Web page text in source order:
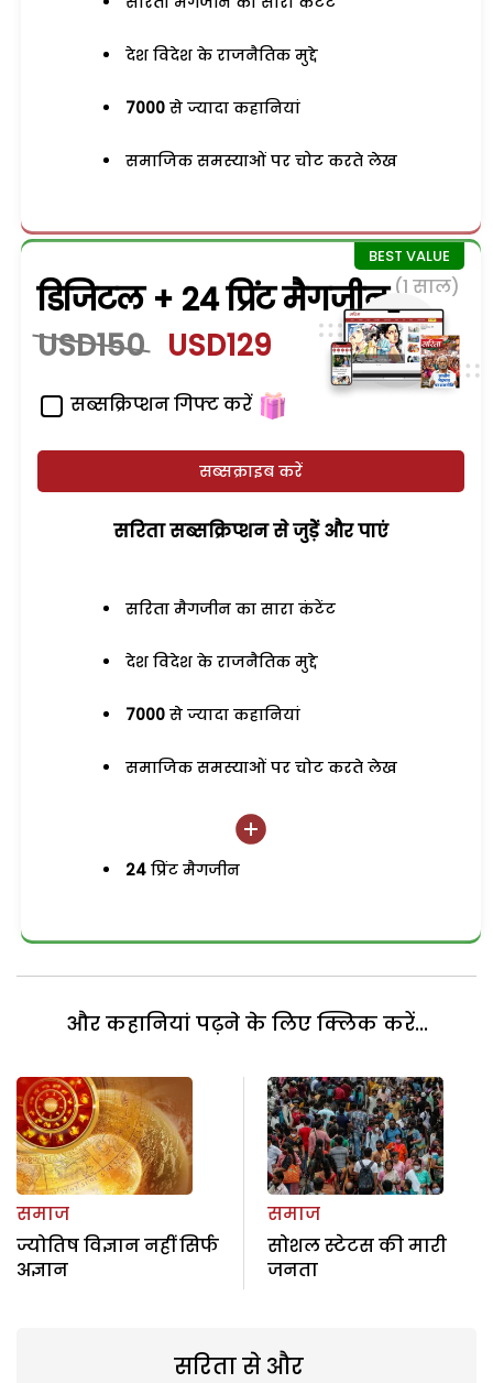
देश विदेश के राजनैतिक मुद्दे
7000 से ज्यादा कहानियां
समाजिक समस्याओं पर चोट करते लेख
डिजिटल + 24 प्रिंट मैगजीन (1 साल)
USD150 USD129
सब्सक्रिप्शन गिफ्ट करें
सब्सक्राइब करें
सरिता सब्सक्रिप्शन से जुड़ेें और पाएं
सरिता मैगजीन का सारा कंटेंट
देश विदेश के राजनैतिक मुद्दे
7000 से ज्यादा कहानियां
समाजिक समस्याओं पर चोट करते लेख
24 प्रिंट मैगजीन
और कहानियां पढ़ने के लिए क्लिक करें...
समाज
ज्योतिष विज्ञान नहीं सिर्फ
अज्ञान
समाज
सोशल स्टेटस की मारी
जनता
सरिता से और